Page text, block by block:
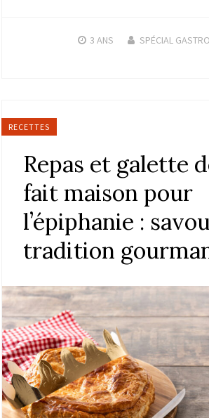
3 ANS SPÉCIAL
RECETTES
Repas et galette
fait maison pour
l’épiphanie :
tradition